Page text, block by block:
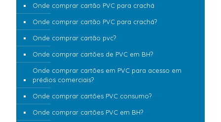
Onde comprar cartão PVC para crachá
Onde comprar cartão PVC para crachá?
Onde comprar cartão pvc?
Onde comprar cartões de PVC em BH?
Onde comprar cartões em PVC para acesso em
prédios comerciais?
Onde comprar cartões PVC consumo?
Onde comprar cartões PVC em BH?